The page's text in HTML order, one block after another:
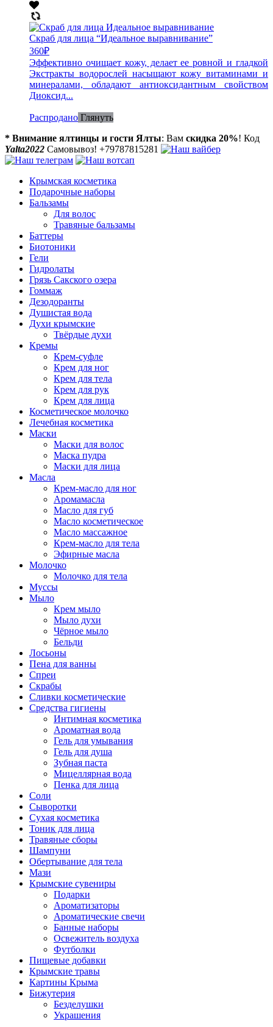
Скраб для лица “Идеальное выравнивание”
360₽
Эффективно очищает кожу, делает ее ровной и гладкой
Экстракты водорослей насыщают кожу витаминами и
минералами, обладают антиоксидантным свойством
Диоксид...
Распродано Глянуть
* Внимание ялтинцы и гости Ялты: Вам скидка 20%! Код
Yalta2022 Самовывоз! +79787815281
Крымская косметика
Подарочные наборы
Бальзамы
Для волос
Травяные бальзамы
Баттеры
Биотоники
Гели
Гидролаты
Грязь Сакского озера
Гоммаж
Дезодоранты
Душистая вода
Духи крымские
Твёрдые духи
Кремы
Крем-суфле
Крем для ног
Крем для тела
Крем для рук
Крем для лица
Косметическое молочко
Лечебная косметика
Маски
Маски для волос
Маска пудра
Маски для лица
Масла
Крем-масло для ног
Аромамасла
Масло для губ
Масло косметическое
Масло массажное
Крем-масло для тела
Эфирные масла
Молочко
Молочко для тела
Муссы
Мыло
Крем мыло
Мыло духи
Чёрное мыло
Бельди
Лосьоны
Пена для ванны
Спреи
Скрабы
Сливки косметические
Средства гигиены
Интимная косметика
Ароматная вода
Гель для умывания
Гель для душа
Зубная паста
Мицеллярная вода
Пенка для лица
Соли
Сыворотки
Сухая косметика
Тоник для лица
Травяные сборы
Шампуни
Обертывание для тела
Мази
Крымские сувениры
Подарки
Ароматизаторы
Ароматические свечи
Банные наборы
Освежитель воздуха
Футболки
Пищевые добавки
Крымские травы
Картины Крыма
Бижутерия
Безделушки
Украшения